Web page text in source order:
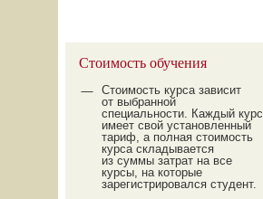
Стоимость обучения
Стоимость курса зависит
от выбранной
специальности. Каждый курс
имеет свой установленный
тариф, а полная стоимость
курса складывается
из суммы затрат на все
курсы, на которые
зарегистрировался студент.